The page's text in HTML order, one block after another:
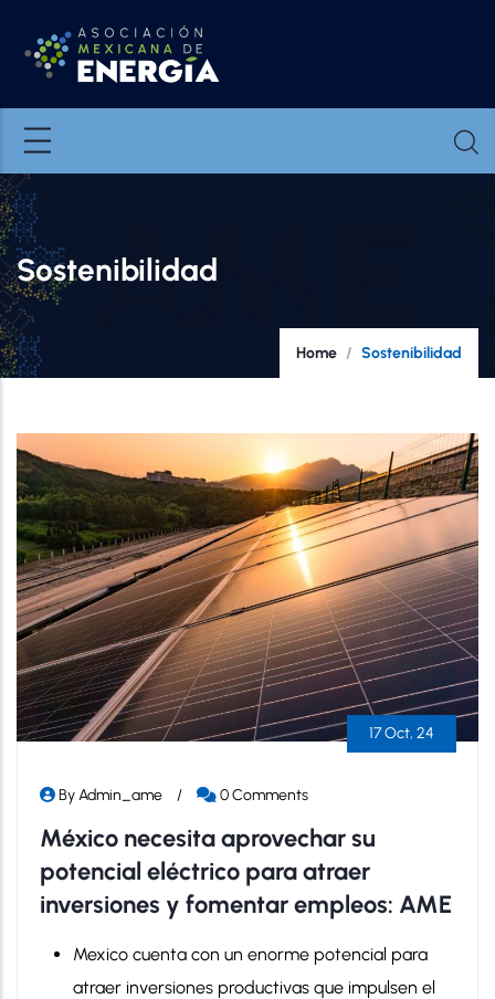
Sostenibilidad
Breadcrumb
Home / Sostenibilidad
17 Oct, 24
ByAdmin_ame / 0 Comments
México necesita aprovechar su
potencial eléctrico para atraer
inversiones y fomentar empleos: AME
Mexico cuenta con un enorme potencial para
atraer inversiones productivas que impulsen el